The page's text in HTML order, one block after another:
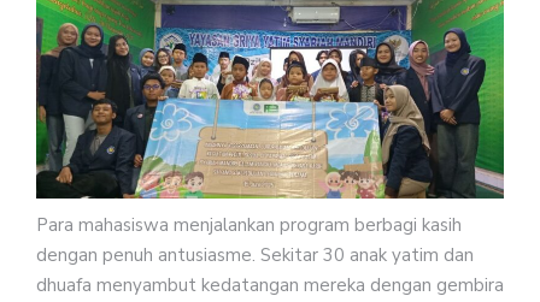
Para mahasiswa menjalankan program berbagi kasih
dengan penuh antusiasme. Sekitar 30 anak yatim dan
dhuafa menyambut kedatangan mereka dengan gembira